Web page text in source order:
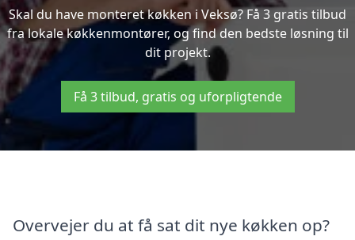
Skal du have monteret køkken i Veksø? Få 3 gratis tilbud
fra lokale køkkenmontører, og find den bedste løsning til
dit projekt.
Få 3 tilbud, gratis og uforpligtende
Overvejer du at få sat dit nye køkken op?